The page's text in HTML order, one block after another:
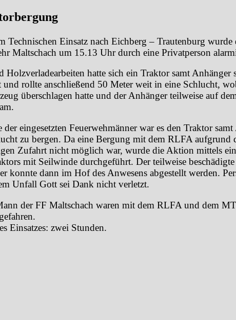
Technischen Einsatz nach Eichberg – Trautenburg
Maltschach um 15.13 Uhr durch eine Privatperson
Holzverladearbeiten hatte sich ein Traktor samt Anhänger
und rollte anschließend 50 Meter weit in eine Schlucht,
überschlagen hatte und der Anhänger teilweise auf
der eingesetzten Feuerwehmänner war es den Traktor
zu bergen. Da eine Bergung mit dem RLFA aufgrund
Zufahrt nicht möglich war, wurde die Aktion mittels
mit Seilwinde durchgeführt. Der teilweise
konnte dann im Hof des Anwesens abgestellt werden.
Unfall Gott sei Dank nicht verletzt.
der FF Maltschach waren mit dem RLFA und dem
Einsatzes: zwei Stunden.